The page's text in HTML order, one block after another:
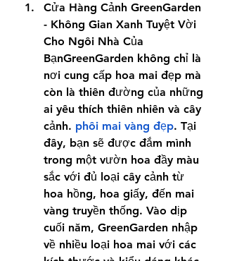
Cửa Hàng Cảnh GreenGarden
- Không Gian Xanh Tuyệt Vời
Cho Ngôi Nhà Của
BạnGreenGarden không chỉ là
nơi cung cấp hoa mai đẹp mà
còn là thiên đường của những
ai yêu thích thiên nhiên và cây
cảnh. phôi mai vàng đẹp. Tại
đây, bạn sẽ được đắm mình
trong một vườn hoa đầy màu
sắc với đủ loại cây cảnh từ
hoa hồng, hoa giấy, đến mai
vàng truyền thống. Vào dịp
cuối năm, GreenGarden nhập
về nhiều loại hoa mai với các